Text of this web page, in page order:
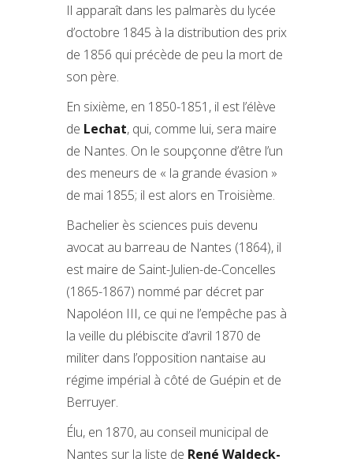
Il apparaît dans les palmarès du lycée
d’octobre 1845 à la distribution des prix
de 1856 qui précède de peu la mort de
son père.
En sixième, en 1850-1851, il est l’élève
de Lechat, qui, comme lui, sera maire
de Nantes. On le soupçonne d’être l’un
des meneurs de « la grande évasion »
de mai 1855; il est alors en Troisième.
Bachelier ès sciences puis devenu
avocat au barreau de Nantes (1864), il
est maire de Saint-Julien-de-Concelles
(1865-1867) nommé par décret par
Napoléon III, ce qui ne l’empêche pas à
la veille du plébiscite d’avril 1870 de
militer dans l’opposition nantaise au
régime impérial à côté de Guépin et de
Berruyer.
Élu, en 1870, au conseil municipal de
Nantes sur la liste de René Waldeck-